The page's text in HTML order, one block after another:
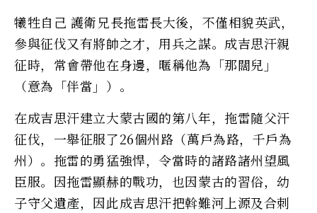
犧牲自己 護衛兄長拖雷長大後，不僅相貌英武，
參與征伐又有將帥之才，用兵之謀。成吉思汗親
征時，常會帶他在身邊，暱稱他為「那闊兒」
（意為「伴當」）。
在成吉思汗建立大蒙古國的第八年，拖雷隨父汗
征伐，一舉征服了26個州路（萬戶為路，千戶為
州）。拖雷的勇猛強悍，令當時的諸路諸州望風
臣服。因拖雷顯赫的戰功，也因蒙古的習俗，幼
子守父遺產，因此成吉思汗把斡難河上源及合刺